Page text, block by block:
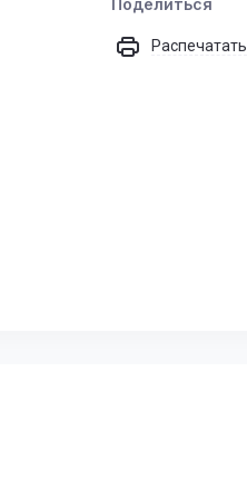
Поделиться
Распечатать